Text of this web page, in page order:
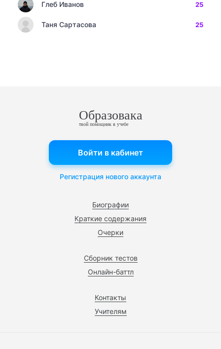
Глеб Иванов 25
Таня Сартасова 25
Образовака
твой помощник в учебе
Биографии
Краткие содержания
Очерки
Сборник тестов
Онлайн-баттл
Контакты
Учителям
Войти в кабинет
Регистрация нового аккаунта